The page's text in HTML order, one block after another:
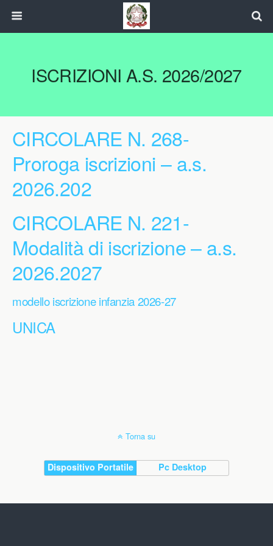
ISCRIZIONI A.s. 2026/2027
CIRCOLARE N. 268-
Proroga iscrizioni – a.s.
2026.202
CIRCOLARE N. 221-
Modalità di iscrizione – a.s.
2026.2027
modello iscrizione infanzia 2026-27
UNICA
Torna su
Dispositivo Portatile Pc Desktop